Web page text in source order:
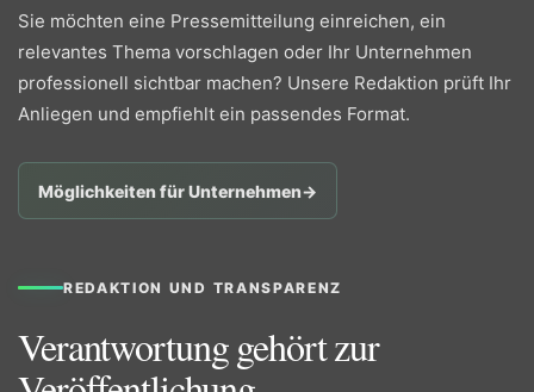
Sie möchten eine Pressemitteilung einreichen, ein
relevantes Thema vorschlagen oder Ihr Unternehmen
professionell sichtbar machen? Unsere Redaktion prüft Ihr
Anliegen und empfiehlt ein passendes Format.
Möglichkeiten für Unternehmen→
REDAKTION UND TRANSPARENZ
Verantwortung gehört zur